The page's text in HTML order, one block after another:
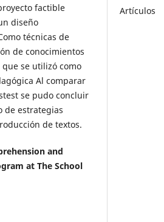
factible
diseño
técnicas de
de conocimientos
se utilizó como
Al comparar
se pudo concluir
de estrategias
de textos.
and
at The School
Artículos